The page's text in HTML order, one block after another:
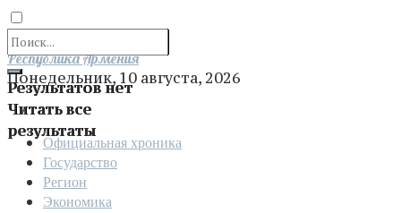
Результатов нет
Читать все
результаты
Отправить
Республика Армения
Понедельник, 10 августа, 2026
Официальная хроника
Государство
Регион
Экономика